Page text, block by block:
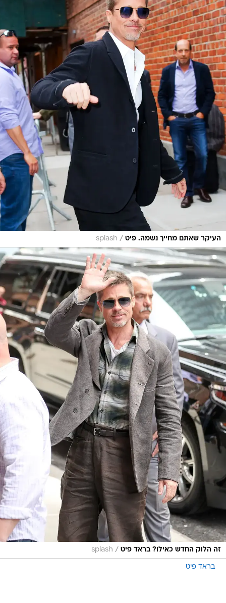
העיקר שאתם מחייך נשמה. פיט /
splash
זה הלוק החדש כאילו? בראד פיט /
splash
בראד פיט